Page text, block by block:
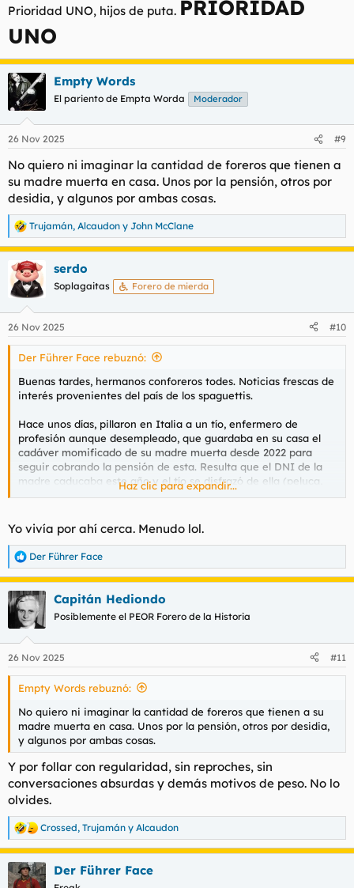
Prioridad UNO, hijos de puta. PRIORIDAD
UNO
Empty Words
El pariento de Empta Worda Moderador
26 Nov 2025 #9
No quiero ni imaginar la cantidad de foreros que tienen a
su madre muerta en casa. Unos por la pensión, otros por
desidia, y algunos por ambas cosas.
R
e
a
c
c
i
e
s
Trujamán, Alcaudon y John McClane
serdo
Soplagaitas Forero de mierda
26 Nov 2025 #10
Der Führer Face rebuznó:
Buenas tardes, hermanos conforeros todes. Noticias frescas de
interés provenientes del país de los spaguettis.
Hace unos días, pillaron en Italia a un tío, enfermero de
profesión aunque desempleado, que guardaba en su casa el
cadáver momificado de su madre muerta desde 2022 para
seguir cobrando la pensión de esta. Resulta que el DNI de la
madre caducaba este año y el tío se disfrazó de ella (peluca,
maquillaje, vestido, etc) y acudió presencialmente para hacer
DNI se renueva en los Registros Civiles correspondientes de
cada localidad)
La funcionaria sospechó, al ver que la foto de la madre no
cuadraba con los rasgos físicos del susodicho y, a los pocos
días, la pulisía se presentó en su humilde casa, descubriendo
todo el pastel. Como el tío era enfermero, sabía perfectamente
todas las técnicas necesarias para conservar el cadáver de la
madre y evitar que este se descompusiese.
Desde luego, la imaginación no tiene límites; a los spaguettis
se les da muy bien también eso de la picaresca. ¿Alguno de
vosotros se atrevería a reproducir semejante epopeya?
Peluca y maquillaje para suplantar a su madre fallecida y cobrar una pensión de 50.000 euros al año
capaz de todo. Estuvo escondiendo el cuerpo de su
madre fallecida durante años y se presentaba todos
los meses a cobrar...
El hombre que se hizo pasar por su madre muerta para cobrar la pensión en Italia la ocultó en un armario y evitó su descomposición
Un ciudadano italiano fue descubierto disfrazado de
Haz clic para expandir...
Yo vivía por ahí cerca. Menudo lol.
R
e
a
c
c
e
s
Der Führer Face
Capitán Hediondo
Posiblemente el PEOR Forero de la Historia
26 Nov 2025 #11
Empty Words rebuznó:
No quiero ni imaginar la cantidad de foreros que tienen a su
madre muerta en casa. Unos por la pensión, otros por desidia,
y algunos por ambas cosas.
Y por follar con regularidad, sin reproches, sin
conversaciones absurdas y demás motivos de peso. No lo
olvides.
R
e
a
c
c
Crossed, Trujamán y Alcaudon
Der Führer Face